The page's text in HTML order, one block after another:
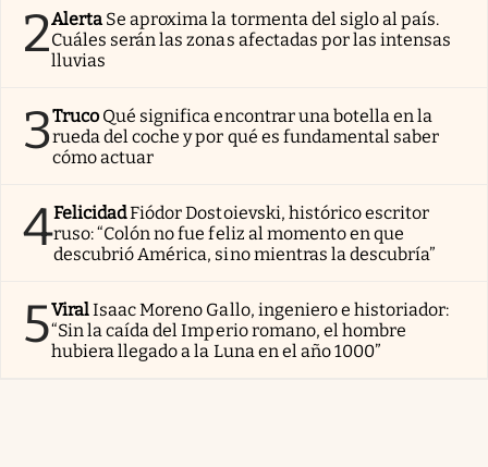
2Alerta Se aproxima la tormenta del siglo al país.
Cuáles serán las zonas afectadas por las intensas
lluvias
3Truco Qué significa encontrar una botella en la
rueda del coche y por qué es fundamental saber
cómo actuar
4FelicidadFiódor Dostoievski, histórico escritor
ruso: “Colón no fue feliz al momento en que
descubrió América, sino mientras la descubría”
5ViralIsaac Moreno Gallo, ingeniero e historiador:
“Sin la caída del Imperio romano, el hombre
hubiera llegado a la Luna en el año 1000”